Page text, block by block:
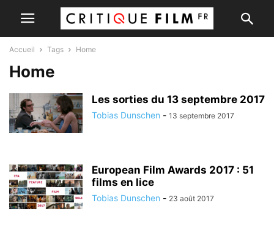
Accueil Tags Home
Home
Les sorties du 13 septembre 2017
Tobias Dunschen - 13 septembre 2017
European Film Awards 2017 : 51
films en lice
Tobias Dunschen - 23 août 2017